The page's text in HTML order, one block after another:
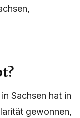
Sachsen hat in
gewonnen,